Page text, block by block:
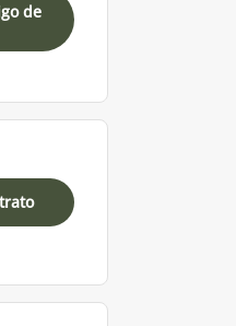
de